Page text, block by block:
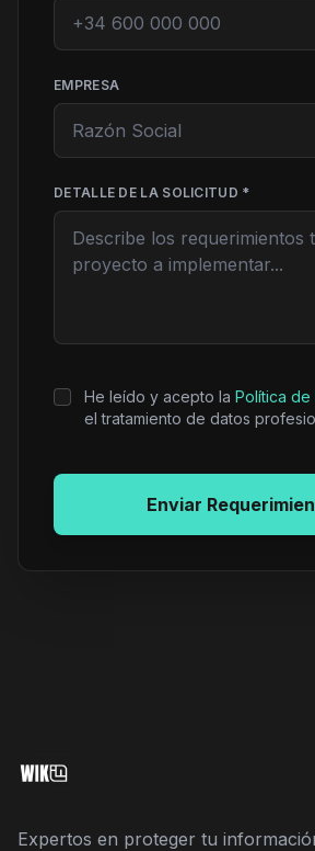
EMPRESA
DETALLE DE LA SOLICITUD *
He leído y acepto la Política de
el tratamiento de datos
Enviar
Expertos en proteger tu